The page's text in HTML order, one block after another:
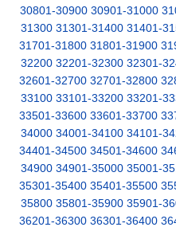
30801-30900 30901-31000
31300 31301-31400 31401-
31701-31800 31801-31900
32200 32201-32300 32301-
32601-32700 32701-32800
33100 33101-33200 33201-
33501-33600 33601-33700
34000 34001-34100 34101-
34401-34500 34501-34600
34900 34901-35000 35001-
35301-35400 35401-35500
35800 35801-35900 35901-
36201-36300 36301-36400